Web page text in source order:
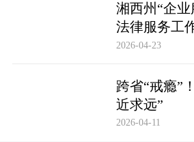
湘西州“企
法律服务工
2026-04-23
跨省“戒瘾”
近求远”
2026-04-11